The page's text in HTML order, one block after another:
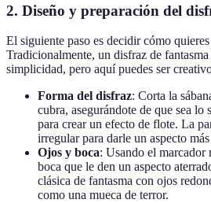
2. Diseño y preparación del
El siguiente paso es decidir cómo
Tradicionalmente, un disfraz de fantasma
simplicidad, pero aquí puedes ser
Forma del disfraz: Corta la
cubra, asegurándote de que sea
para crear un efecto de flote. La
irregular para darle un aspecto
Ojos y boca: Usando el marcador
boca que le den un aspecto
clásica de fantasma con ojos
como una mueca de terror.